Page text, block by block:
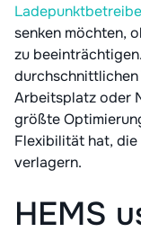
senken möchten,
zu
durchschnittlichen
Arbeitsplatz oder
größte
Flexibilität hat,
verlagern.
HEMS